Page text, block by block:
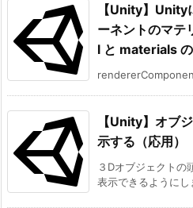
【Unity】
ーネントのマ
l と materials
【Unity】オブ
示する（応用）
３Dオブジェクトの
表示できるように